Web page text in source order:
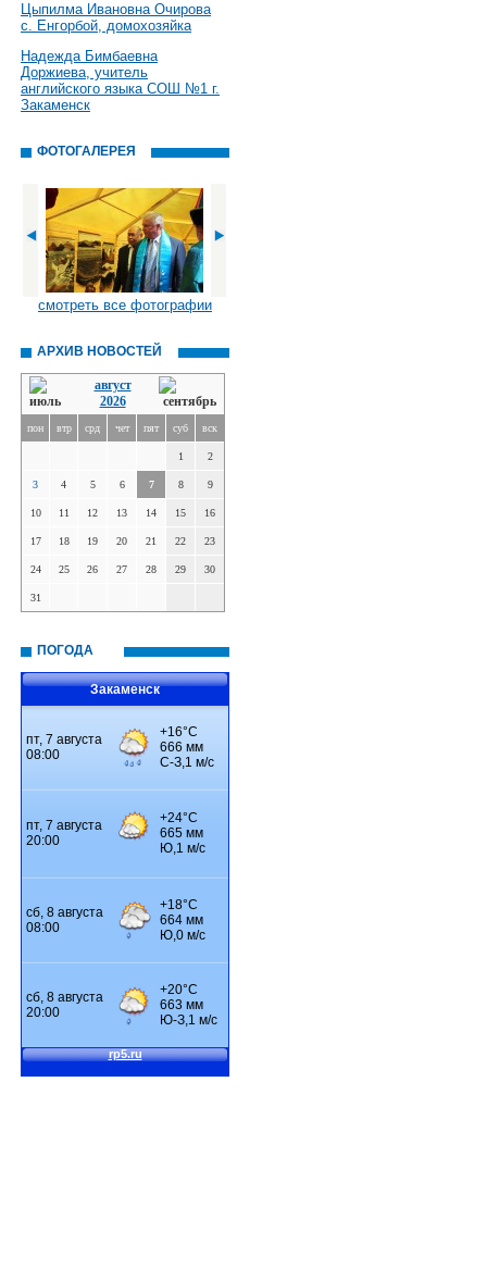
Цыпилма Ивановна Очирова
с. Енгорбой, домохозяйка
Надежда Бимбаевна
Доржиева, учитель
английского языка СОШ №1 г.
Закаменск
ФОТОГАЛЕРЕЯ
смотреть все фотографии
АРХИВ НОВОСТЕЙ
август
2026
пон втр срд чет пят суб вск
1 2
3 4 5 6 7 8 9
10 11 12 13 14 15 16
17 18 19 20 21 22 23
24 25 26 27 28 29 30
31
ПОГОДА
Закаменск